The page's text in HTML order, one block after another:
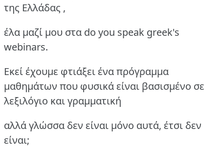
της Ελλάδας ,
έλα μαζί μου στα do you speak greek's
webinars.
Εκεί έχουμε φτιάξει ένα πρόγραμμα
μαθημάτων που φυσικά είναι βασισμένο σε
λεξιλόγιο και γραμματική
αλλά γλώσσα δεν είναι μόνο αυτά, έτσι δεν
είναι;